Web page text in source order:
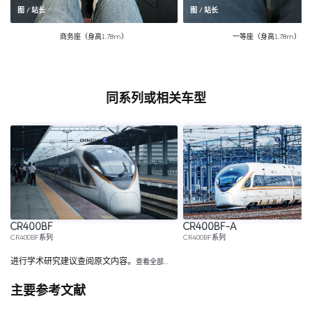
图 / 站长
商务座（身高1.78m）
图 / 站长
一等座（身高1.78m）
同系列或相关车型
CR400BF
CR400BF系列
CR400BF-A
CR400BF系列
进行学术研究建议查阅原文内容。 查看全部…
主要参考文献